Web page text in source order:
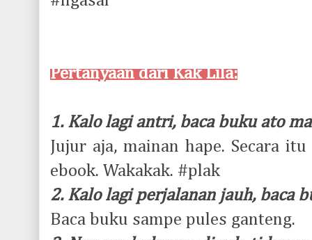
Pertanyaan dari Kak Lila:
1. Kalo lagi antri, baca buku ato
Jujur aja, mainan hape. Secara
ebook. Wakakak. #plak
2. Kalo lagi perjalanan jauh, baca
Baca buku sampe pules ganteng.